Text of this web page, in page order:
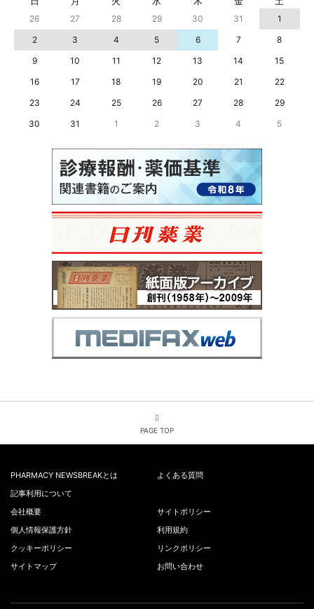
26 27 28 29 30 31
1
2
3 4 5 6 7
8
9
10 11 12 13 14
15
16
17 18 19 20 21
22
23
24 25 26 27 28
29
30
31 1 2 3 4 5
PAGE TOP
PHARMACY NEWSBREAKとは
よくある質問
記事利用について
会社概要
サイトポリシー
個人情報保護方針
利用規約
クッキーポリシー
リンクポリシー
サイトマップ
お問い合わせ